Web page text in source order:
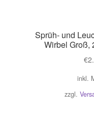
Sprüh- und
Wirbel Groß,
€
inkl.
zzgl.